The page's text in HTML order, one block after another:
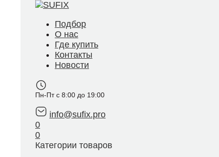
Подбор
О нас
Где купить
Контакты
Новости
Пн-Пт с 8:00 до 19:00
info@sufix.pro
0
0
Категории товаров